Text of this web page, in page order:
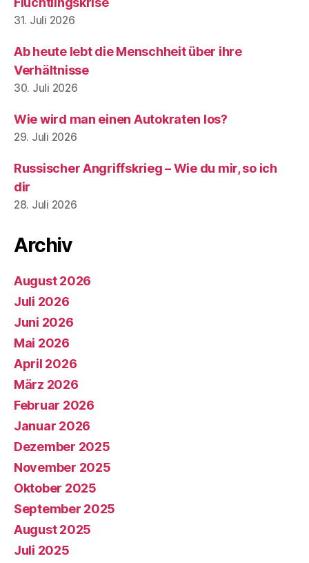
31. Juli 2026
Ab heute lebt die Menschheit über ihre
Verhältnisse
30. Juli 2026
Wie wird man einen Autokraten los?
29. Juli 2026
Russischer Angriffskrieg – Wie du mir, so ich
dir
28. Juli 2026
Archiv
August 2026
Juli 2026
Juni 2026
Mai 2026
April 2026
März 2026
Februar 2026
Januar 2026
Dezember 2025
November 2025
Oktober 2025
September 2025
August 2025
Juli 2025